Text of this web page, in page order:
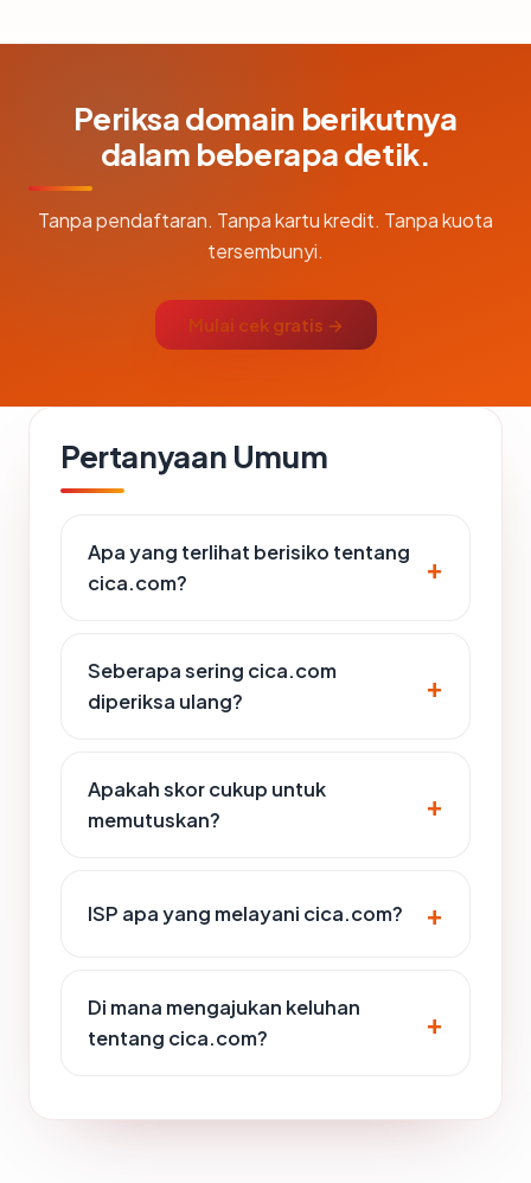
Periksa domain berikutnya
dalam beberapa detik.
Tanpa pendaftaran. Tanpa kartu kredit. Tanpa kuota
tersembunyi.
Mulai cek gratis →
Pertanyaan Umum
Apa yang terlihat berisiko tentang
cica.com?
Seberapa sering cica.com
diperiksa ulang?
Apakah skor cukup untuk
memutuskan?
ISP apa yang melayani cica.com?
Di mana mengajukan keluhan
tentang cica.com?